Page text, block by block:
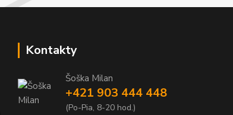
Kontakty
Šoška Milan
+421 903 444 448
(Po-Pia, 8-20 hod.)